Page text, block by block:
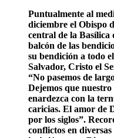
Puntualmente al
diciembre el Obispo
central de la Basílica
balcón de las
su bendición a todo
Salvador, Cristo el
“No pasemos de
Dejemos que nuestro
enardezca con la
caricias. El amor de
por los siglos”.
conflictos en